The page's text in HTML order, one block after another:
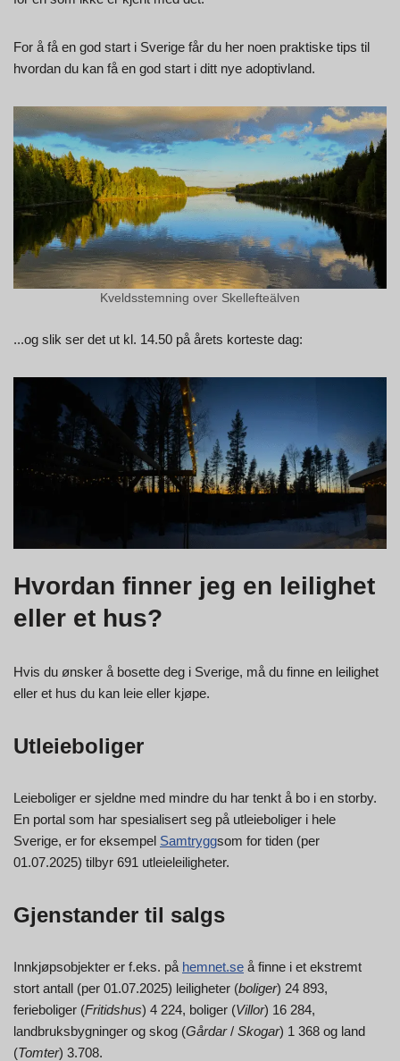
For å få en god start i Sverige får du her noen praktiske tips til
hvordan du kan få en god start i ditt nye adoptivland.
Kveldsstemning over Skellefteälven
...og slik ser det ut kl. 14.50 på årets korteste dag:
Hvordan finner jeg en leilighet
eller et hus?
Hvis du ønsker å bosette deg i Sverige, må du finne en leilighet
eller et hus du kan leie eller kjøpe.
Utleieboliger
Leieboliger er sjeldne med mindre du har tenkt å bo i en storby.
En portal som har spesialisert seg på utleieboliger i hele
Sverige, er for eksempel Samtryggsom for tiden (per
01.07.2025) tilbyr 691 utleieleiligheter.
Gjenstander til salgs
Innkjøpsobjekter er f.eks. på hemnet.se å finne i et ekstremt
stort antall (per 01.07.2025) leiligheter (boliger) 24 893,
ferieboliger (Fritidshus) 4 224, boliger (Villor) 16 284,
landbruksbygninger og skog (Gårdar/ Skogar) 1 368 og land
(Tomter) 3.708.